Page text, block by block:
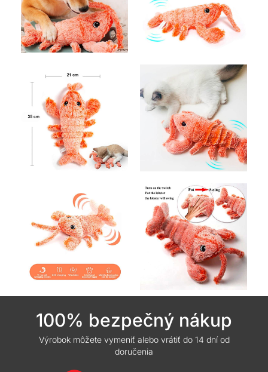
100% bezpečný nákup
Výrobok môžete vymeniť alebo vrátiť do 14 dní od
doručenia